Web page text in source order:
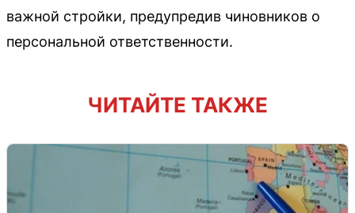
важной стройки, предупредив чиновников о
персональной ответственности.
ЧИТАЙТЕ ТАКЖЕ